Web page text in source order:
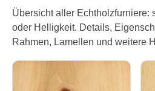
Übersicht aller Echtholzfurniere:
oder Helligkeit. Details,
Rahmen, Lamellen und weitere